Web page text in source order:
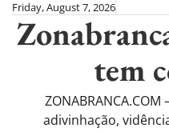
Skip
content
Friday, August 7, 2026
tem
adivinhação,